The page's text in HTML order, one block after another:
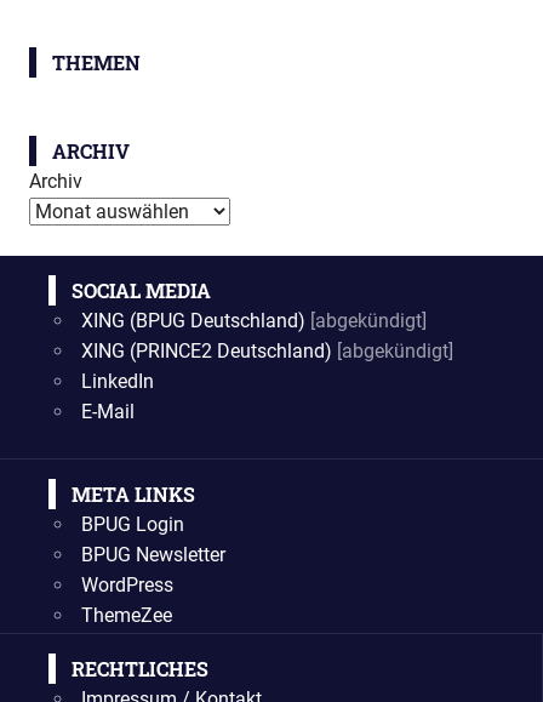
THEMEN
ARCHIV
Archiv
SOCIAL MEDIA
XING (BPUG Deutschland) [abgekündigt]
XING (PRINCE2 Deutschland) [abgekündigt]
LinkedIn
E-Mail
META LINKS
BPUG Login
BPUG Newsletter
WordPress
ThemeZee
RECHTLICHES